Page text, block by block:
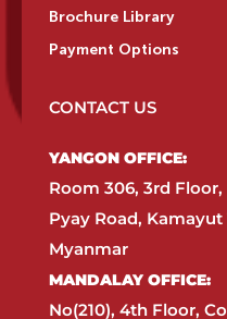
Brochure Library
Payment Options
CONTACT US
YANGON OFFICE:​
Room 306, 3rd
Pyay Road,
Myanmar​
MANDALAY OFFICE:​
No(210), 4th Floor,